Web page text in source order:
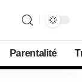
Parentalité